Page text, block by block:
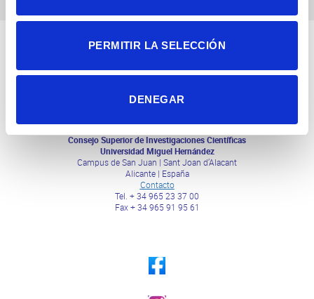
PERMITIR LA SELECCIÓN
DENEGAR
Consejo Superior de Investigaciones Científicas
Universidad Miguel Hernández
Campus de San Juan | Sant Joan d’Alacant
Alicante | España
Contacto
Tel. + 34 965 23 37 00
Fax + 34 965 91 95 61